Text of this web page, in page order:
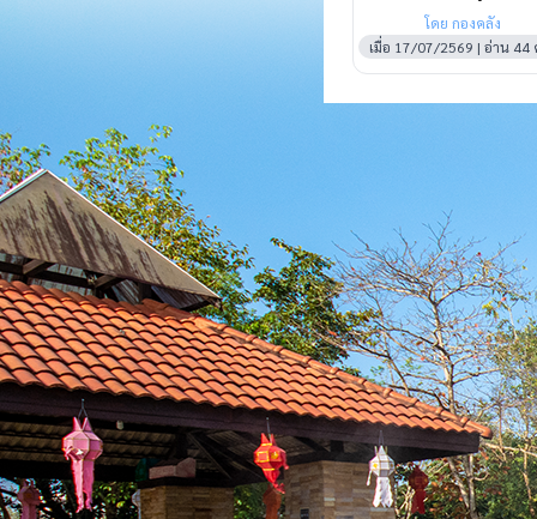
การคัดเลือกและสาระ
สำคัญของสัญญาหรือ
ตกลงเป็นหนังสือประ
ไตรมาสที่ 3 เดือน
โดย กองคลัง
เมื่อ 17/07/2569 | อ่าน 44